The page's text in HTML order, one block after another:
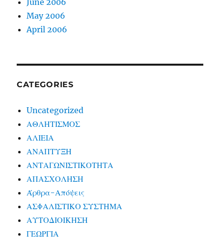
June 2006
May 2006
April 2006
CATEGORIES
Uncategorized
ΑΘΛΗΤΙΣΜΟΣ
ΑΛΙΕΙΑ
ΑΝΑΠΤΥΞΗ
ΑΝΤΑΓΩΝΙΣΤΙΚΟΤΗΤΑ
ΑΠΑΣΧΟΛΗΣΗ
Άρθρα-Απόψεις
ΑΣΦΑΛΙΣΤΙΚΟ ΣΥΣΤΗΜΑ
ΑΥΤΟΔΙΟΙΚΗΣΗ
ΓΕΩΡΓΙΑ